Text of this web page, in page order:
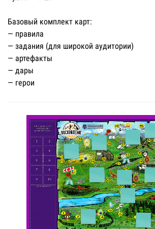
Базовый комплект карт:
— правила
— задания (для широкой аудитории)
— артефакты
— дары
— герои